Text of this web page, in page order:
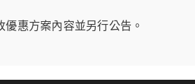
惠方案內容並另行公告。